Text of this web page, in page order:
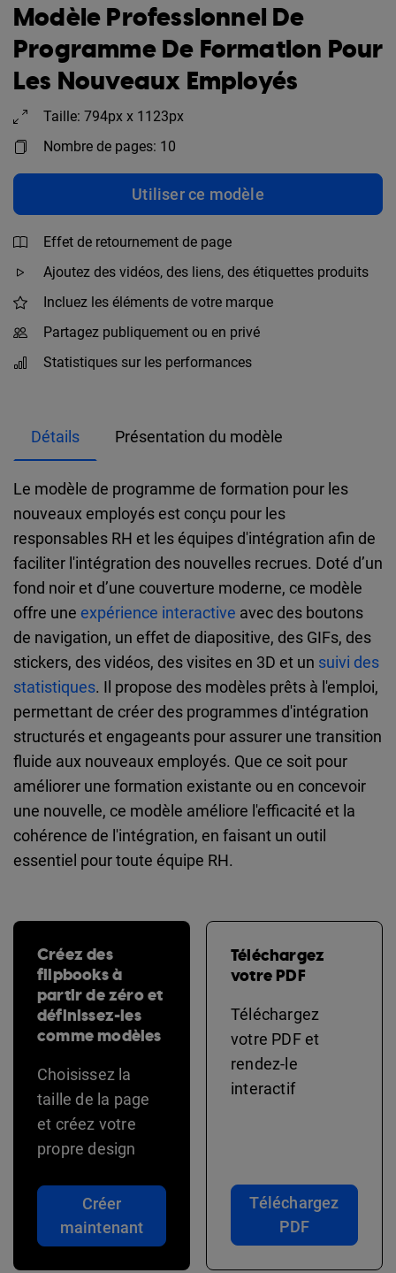
Modèle Professionnel De
Programme De Formation Pour
Les Nouveaux Employés
Taille: 794px x 1123px
Nombre de pages: 10
Utiliser ce modèle
Effet de retournement de page
Ajoutez des vidéos, des liens, des étiquettes produits
Incluez les éléments de votre marque
Partagez publiquement ou en privé
Statistiques sur les performances
Détails Présentation du modèle
Le modèle de programme de formation pour les
nouveaux employés est conçu pour les
responsables RH et les équipes d'intégration afin de
faciliter l'intégration des nouvelles recrues. Doté d’un
fond noir et d’une couverture moderne, ce modèle
offre une expérience interactive avec des boutons
de navigation, un effet de diapositive, des GIFs, des
stickers, des vidéos, des visites en 3D et un suivi des
statistiques. Il propose des modèles prêts à l'emploi,
permettant de créer des programmes d'intégration
structurés et engageants pour assurer une transition
fluide aux nouveaux employés. Que ce soit pour
améliorer une formation existante ou en concevoir
une nouvelle, ce modèle améliore l'efficacité et la
cohérence de l'intégration, en faisant un outil
essentiel pour toute équipe RH.
Créez des
flipbooks à
partir de zéro et
définissez-les
comme modèles
Choisissez la
taille de la page
et créez votre
propre design
Créer
maintenant
Téléchargez
votre PDF
Téléchargez
votre PDF et
rendez-le
interactif
Téléchargez
PDF